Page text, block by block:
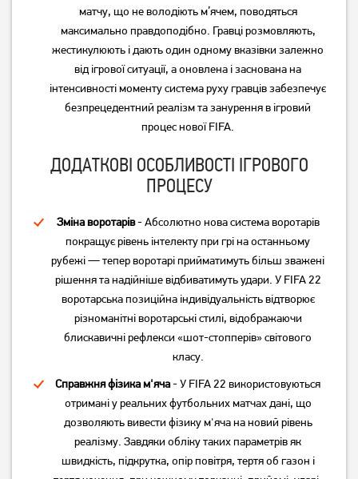
матчу, що не володіють м’ячем, поводяться
максимально правдоподібно. Гравці розмовляють,
жестикулюють і дають один одному вказівки залежно
від ігрової ситуації, а оновлена і заснована на
інтенсивності моменту система руху гравців забезпечує
безпрецедентний реалізм та занурення в ігровий
процес нової FIFA.
ДОДАТКОВІ ОСОБЛИВОСТІ ІГРОВОГО
ПРОЦЕСУ
Зміна воротарів- Абсолютно нова система воротарів
покращує рівень інтелекту при грі на останньому
рубежі — тепер воротарі прийматимуть більш зважені
рішення та надійніше відбиватимуть удари. У FIFA 22
воротарська позиційна індивідуальність відтворює
різноманітні воротарські стилі, відображаючи
блискавичні рефлекси «шот-стопперів» світового
класу.
Справжня фізика м'яча- У FIFA 22 використовуються
отримані у реальних футбольних матчах дані, що
дозволяють вивести фізику м'яча на новий рівень
реалізму. Завдяки обліку таких параметрів як
швидкість, підкрутка, опір повітря, тертя об газон і